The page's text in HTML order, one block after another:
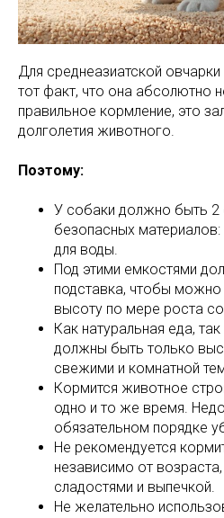
Для среднеазиатской
тот факт, что она абсолютно
правильное кормление, это
долголетия животного.
Поэтому:
У собаки должно быть 2
безопасных
для воды.
Под этими емкостями
подставка, чтобы
высоту по мере роста
Как натуральная еда,
должны быть только
свежими и комнатной
Кормится животное
одно и то же время.
обязательном порядке
Не рекомендуется
независимо от
сладостями и выпечкой.
Не желательно